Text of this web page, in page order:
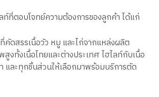
ท์ที่ตอบโจทย์ความต้องการของลูกค้า ได้แก่
คัดสรรเนื้อวัว หมู และไก่จากแหล่งผลิต
งทั้งเนื้อไทยและต่างประเทศ ไฮไลท์กับเนื้อ
และทุกชิ้นส่วนให้เลือกมาพร้อมบริการตัด